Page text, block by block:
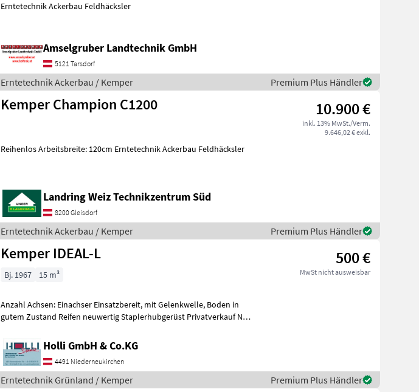
Erntetechnik Ackerbau Feldhäcksler
Amselgruber Landtechnik GmbH
5121 Tarsdorf
Erntetechnik Ackerbau / Kemper Premium Plus Händler
Kemper Champion C1200 10.900 €
inkl. 13% MwSt./Verm.
9.646,02 € exkl.
Reihenlos Arbeitsbreite: 120cm Erntetechnik Ackerbau Feldhäcksler
Landring Weiz Technikzentrum Süd
8200 Gleisdorf
Erntetechnik Ackerbau / Kemper Premium Plus Händler
Kemper IDEAL-L 500 €
MwSt nicht ausweisbar
Bj. 1967 15 m³
Anzahl Achsen: Einachser Einsatzbereit, mit Gelenkwelle, Boden in
gutem Zustand Reifen neuwertig Staplerhubgerüst Privatverkauf Null
Holli GmbH & Co.KG
4491 Niederneukirchen
Erntetechnik Grünland / Kemper Premium Plus Händler